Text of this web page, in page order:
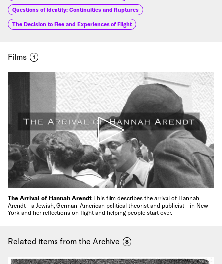
Questions of Identity: Continuities and Ruptures
The Decision to Flee and Experiences of Flight
Films 1
The Arrival of Hannah Arendt This film describes the arrival of Hannah
Arendt - a Jewish, German-American political theorist and publicist - in New
York and her reflections on flight and helping people start over.
Related items from the Archive 8